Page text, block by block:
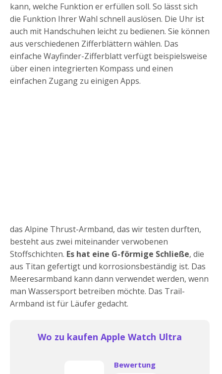
kann, welche Funktion er erfüllen soll. So lässt sich
die Funktion Ihrer Wahl schnell auslösen. Die Uhr ist
auch mit Handschuhen leicht zu bedienen. Sie können
aus verschiedenen Zifferblättern wählen. Das
einfache Wayfinder-Zifferblatt verfügt beispielsweise
über einen integrierten Kompass und einen
einfachen Zugang zu einigen Apps.
das Alpine Thrust-Armband, das wir testen durften,
besteht aus zwei miteinander verwobenen
Stoffschichten. Es hat eine G-förmige Schließe, die
aus Titan gefertigt und korrosionsbeständig ist. Das
Meeresarmband kann dann verwendet werden, wenn
man Wassersport betreiben möchte. Das Trail-
Armband ist für Läufer gedacht.
Wo zu kaufen Apple Watch Ultra
Bewertung